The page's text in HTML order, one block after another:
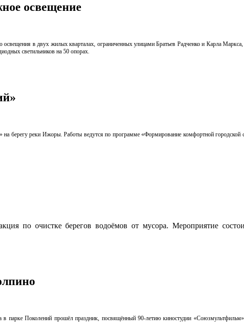
освещение
освещения в двух жилых кварталах, ограниченных улицами Братьев Радченко и Карла
светильников на 50 опорах.
берегу реки Ижоры. Работы ведутся по программе «Формирование комфортной городской
по очистке берегов водоёмов от мусора. Мероприятие
парке Поколений прошёл праздник, посвящённый 90-летию киностудии